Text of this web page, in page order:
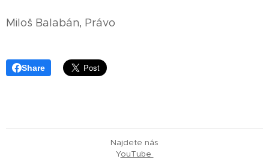
Miloš Balabán, Právo
Share
Najdete nás
YouTube